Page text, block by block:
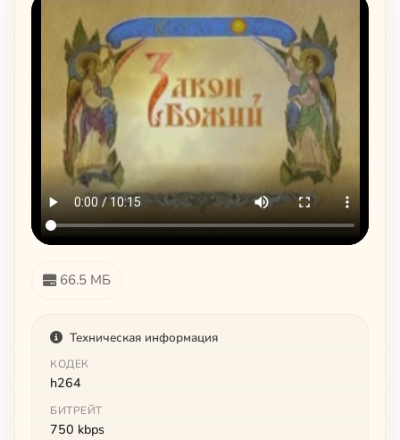
66.5 МБ
Техническая информация
КОДЕК
h264
БИТРЕЙТ
750 kbps